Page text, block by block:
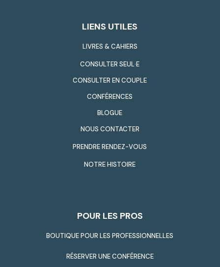
LIENS UTILES
LIVRES & CAHIERS
CONSULTER SEUL·E
CONSULTER EN COUPLE
CONFÉRENCES
BLOGUE
NOUS CONTACTER
PRENDRE RENDEZ-VOUS
NOTRE HISTOIRE
POUR LES PROS
BOUTIQUE POUR LES PROFESSIONNELLES
RÉSERVER UNE CONFÉRENCE